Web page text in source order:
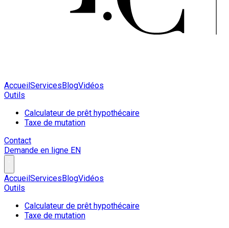
AccueilServicesBlogVidéos
Outils
Calculateur de prêt hypothécaire
Taxe de mutation
Contact
Demande en ligne EN
AccueilServicesBlogVidéos
Outils
Calculateur de prêt hypothécaire
Taxe de mutation